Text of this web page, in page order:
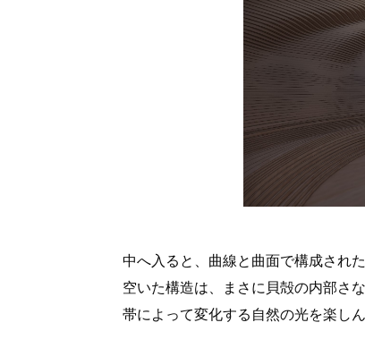
中へ入ると、曲線と曲面で構成され
空いた構造は、まさに貝殻の内部さ
帯によって変化する自然の光を楽しん